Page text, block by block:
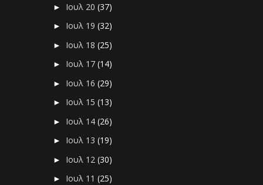
► Ιουλ 20(37)
► Ιουλ 19(32)
► Ιουλ 18(25)
► Ιουλ 17(14)
► Ιουλ 16(29)
► Ιουλ 15(13)
► Ιουλ 14(26)
► Ιουλ 13(19)
► Ιουλ 12(30)
► Ιουλ 11(25)